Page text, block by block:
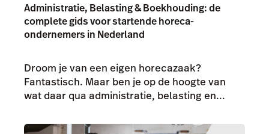
Administratie, Belasting & Boekhouding: de
complete gids voor startende horeca-
ondernemers in Nederland
Droom je van een eigen horecazaak?
Fantastisch. Maar ben je op de hoogte van
wat daar qua administratie, belasting en...